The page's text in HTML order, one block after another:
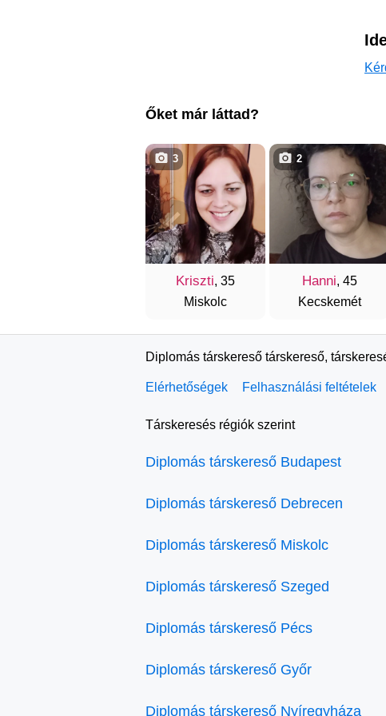
Őket már láttad?
Kriszti, 35
Miskolc
3
Hanni, 45
Kecskemét
2
Diplomás társkereső társkereső,
Elérhetőségek Felhasználási feltételek
Társkeresés régiók szerint
Diplomás társkereső Budapest
Diplomás társkereső Debrecen
Diplomás társkereső Miskolc
Diplomás társkereső Szeged
Diplomás társkereső Pécs
Diplomás társkereső Győr
Diplomás társkereső Nyíregyháza